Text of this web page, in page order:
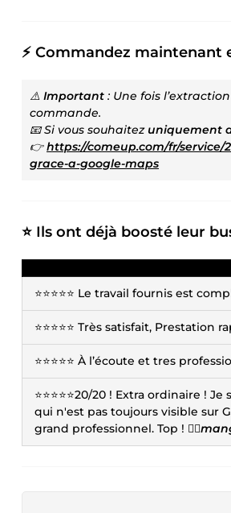
⚡ Commandez
⚠️ Important : Une fois
commande.
📧 Si vous souhaitez uniquement
👉https://comeup.com/fr/service/
grace-a-google-maps
⭐ Ils ont déjà boosté leur
⭐⭐⭐⭐⭐ Le travail fournis est
⭐⭐⭐⭐⭐ Très satisfait,
⭐⭐⭐⭐⭐ À l’écoute et tres
⭐⭐⭐⭐⭐20/20 ! Extra ordinaire
qui n'est pas toujours visible sur
grand professionnel. Top ! 👍🏻